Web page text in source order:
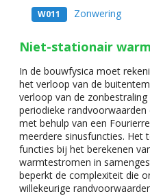
W011 Zonwering
Niet-stationair
In de bouwfysica moet
het verloop van de
verloop van de
periodieke
met behulp van een
meerdere sinusfuncties. Het
functies bij het berekenen
warmtestromen in
beperkt de complexiteit die
willekeurige